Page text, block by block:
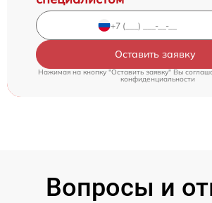
Оставить заявку
Нажимая на кнопку "Оставить заявку" Вы
конфиденциальности
Вопросы и